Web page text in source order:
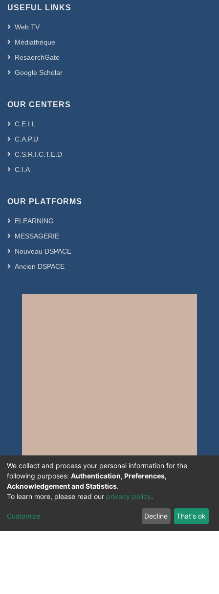
USEFUL LINKS
Web TV
Médiathèque
ResaerchGate
Google Scholar
OUR CENTERS
C.E.I.L
C.A.P.U
C.S.R.I.C.T.E.D
C.I.A
OUR PLATFORMS
ELEARNING
MESSAGERIE
Nouveau DSPACE
Ancien DSPACE
We collect and process your personal information for the
following purposes: Authentication, Preferences,
Acknowledgement and Statistics.
To learn more, please read our privacy policy.
Customize Decline That's ok